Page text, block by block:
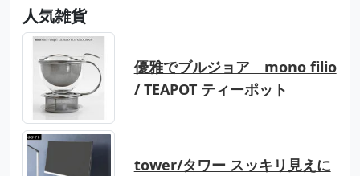
人気雑貨
優雅でブルジョア mono filio
/ TEAPOT ティーポット
tower/タワー スッキリ見えに